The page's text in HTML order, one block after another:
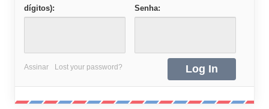
dígitos):
Senha:
Assinar Lost your password?